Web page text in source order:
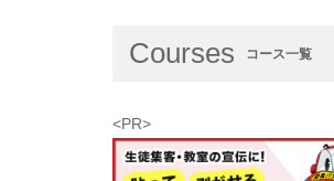
Courses コース一覧
<PR>